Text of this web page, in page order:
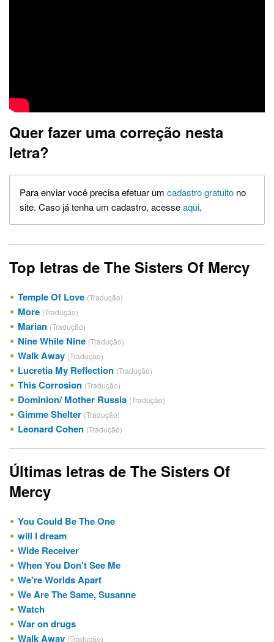
Quer fazer uma correção nesta
letra?
Para enviar você precisa efetuar um cadastro gratuito no
site. Caso já tenha um cadastro, acesseaqui.
Top letras de The Sisters Of Mercy
Temple Of Love (Tradução)
More (Tradução)
Marian (Tradução)
Nine While Nine (Tradução)
Walk Away (Tradução)
Lucretia My Reflection (Tradução)
This Corrosion (Tradução)
Dominion/ Mother Russia (Tradução)
Gimme Shelter (Tradução)
Leonard Cohen (Tradução)
Últimas letras de The Sisters Of
Mercy
You Could Be The One
will I dream
Wide Receiver
When You Don't See Me
We're Worlds Apart
We Are The Same, Susanne
Watch
War on drugs
Walk Away (Tradução)